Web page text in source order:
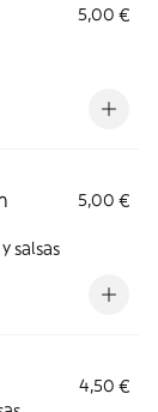
5,00 €
5,00 €
salsas
4,50 €